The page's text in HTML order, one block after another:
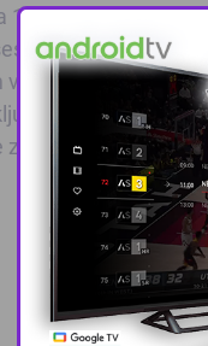
10-Livno – 67,
Sigurnosni
koristilo
774 vozila,
506 (14,7 posto),